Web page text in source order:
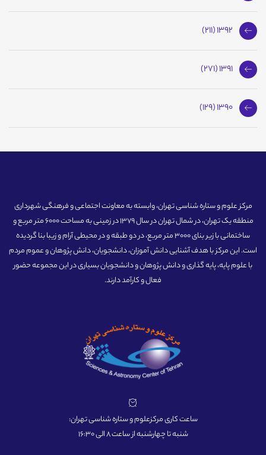
1392 (211)
1391 (271)
1390 (129)
مرکز علوم و ستاره شناسی تهران، وابسته به معاونت اجتماعی و فرهنگی شهرداری
منطقه یک تهران، در شمال تهران در سال 1379 در زمینی به مساحت 6000 متر مربع و
ساختمانی با زیر بنای 3000 متر مربع، در دو طبقه و در محیطی آرام و زیبا بنا گردیده
است. این مرکز با هدف آشنایی دانش آموزان، دانشجویان، دانش پژوهان و عموم مردم
با علوم پایه، پایه گذاری و دانش پژوهان و دانشجویان بسیاری در این مجموعه حضور
فعال و کارآمد دارند.
ساعت کاری مرکزعلوم و ستاره شناسی تهران:
شنبه تا چهارشنبه از ساعت 8 الی 16:30